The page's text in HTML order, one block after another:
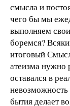
смысла и
чего бы мы
выполняем
боремся?
итоговый
атеизма нужно
оставался в
невозможность
бытия делает